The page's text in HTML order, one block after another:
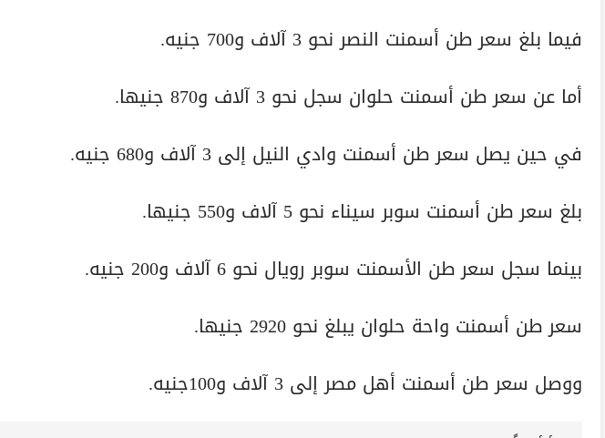
فيما بلغ سعر طن أسمنت النصر نحو 3 آلاف و700 جنيه.
أما عن سعر طن أسمنت حلوان سجل نحو 3 آلاف و870 جنيها.
في حين يصل سعر طن أسمنت وادي النيل إلى 3 آلاف و680 جنيه.
بلغ سعر طن أسمنت سوبر سيناء نحو 5 آلاف و550 جنيها.
بينما سجل سعر طن الأسمنت سوبر رويال نحو 6 آلاف و200 جنيه.
سعر طن أسمنت واحة حلوان يبلغ نحو 2920 جنيها.
ووصل سعر طن أسمنت أهل مصر إلى 3 آلاف و100جنيه.